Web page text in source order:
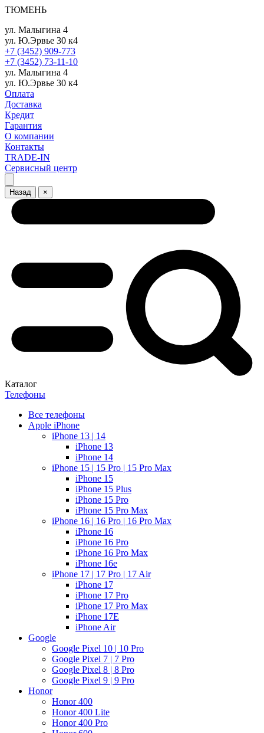
ТЮМЕНЬ
ул. Малыгина 4
ул. Ю.Эрвье 30 к4
+7 (3452) 909-773
+7 (3452) 73-11-10
ул. Малыгина 4
ул. Ю.Эрвье 30 к4
Оплата
Доставка
Кредит
Гарантия
О компании
Контакты
TRADE-IN
Сервисный центр
Назад ×
Каталог
Телефоны
Все телефоны
Apple iPhone
iPhone 13 | 14
iPhone 13
iPhone 14
iPhone 15 | 15 Pro | 15 Pro Max
iPhone 15
iPhone 15 Plus
iPhone 15 Pro
iPhone 15 Pro Max
iPhone 16 | 16 Pro | 16 Pro Max
iPhone 16
iPhone 16 Pro
iPhone 16 Pro Max
iPhone 16e
iPhone 17 | 17 Pro | 17 Air
iPhone 17
iPhone 17 Pro
iPhone 17 Pro Max
iPhone 17E
iPhone Air
Google
Google Pixel 10 | 10 Pro
Google Pixel 7 | 7 Pro
Google Pixel 8 | 8 Pro
Google Pixel 9 | 9 Pro
Honor
Honor 400
Honor 400 Lite
Honor 400 Pro